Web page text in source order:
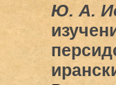
Ю. А.